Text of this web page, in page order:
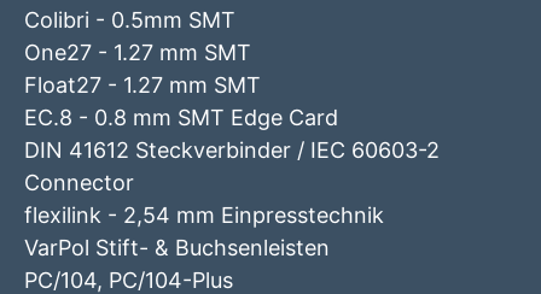
Colibri - 0.5mm SMT
One27 - 1.27 mm SMT
Float27 - 1.27 mm SMT
EC.8 - 0.8 mm SMT Edge Card
DIN 41612 Steckverbinder / IEC 60603-2
Connector
flexilink - 2,54 mm Einpresstechnik
VarPol Stift- & Buchsenleisten
PC/104, PC/104-Plus